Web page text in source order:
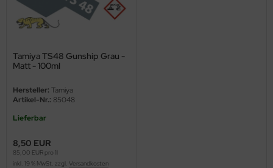
Tamiya TS48 Gunship Grau -
Matt - 100ml
Hersteller: Tamiya
Artikel-Nr.: 85048
Lieferbar
8,50 EUR
85,00 EUR pro 1l
inkl. 19 % MwSt. zzgl. Versandkosten
Beemax
Nunu
Lights